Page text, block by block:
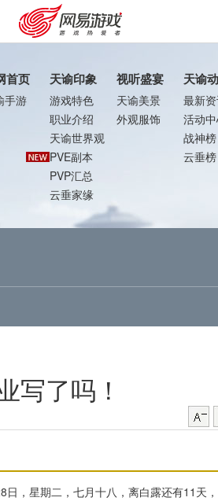
首页
手游
天谕印象
游戏特色
职业介绍
天谕世界观
PVE副本
PVP汇总
云垂家缘
视听盛宴
天谕美景
外观服饰
天谕
最新
活动
战神榜
云垂榜
写了吗！
，星期二，七月十八，离白露还有11天，